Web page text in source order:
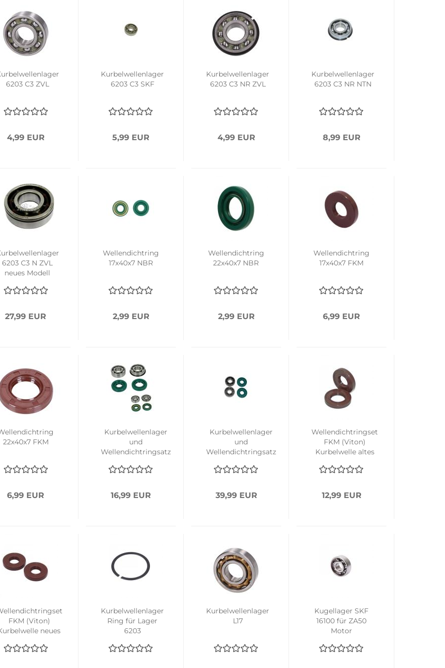
6203 C3 ZVL
4,99 EUR
Kurbelwellenlager
6203 C3 SKF
5,99 EUR
Kurbelwellenlager
6203 C3 NR ZVL
4,99 EUR
Kurbelwellenlager
6203 C3 NR NTN
8,99 EUR
6203 C3 N ZVL
neues Modell
27,99 EUR
Wellendichtring
17x40x7 NBR
2,99 EUR
Wellendichtring
22x40x7 NBR
2,99 EUR
Wellendichtring
17x40x7 FKM
6,99 EUR
22x40x7 FKM
6,99 EUR
Kurbelwellenlager
und
Wellendichtringsatz
16,99 EUR
Kurbelwellenlager
und
Wellendichtringsatz
39,99 EUR
Wellendichtringset
FKM (Viton)
Kurbelwelle altes
12,99 EUR
FKM (Viton)
neues
Kurbelwellenlager
Ring für Lager
6203
Kurbelwellenlager
L17
Kugellager SKF
16100 für ZA50
Motor